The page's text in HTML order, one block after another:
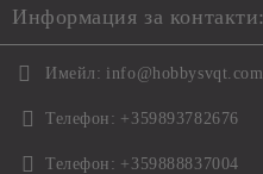
Информация за контакти:
Имейл: info@hobbysvqt.com
Телефон: +359893782676
Телефон: +359888837004